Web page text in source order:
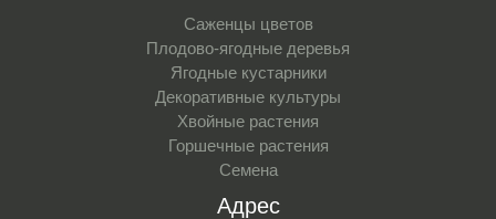
Саженцы цветов
Плодово-ягодные деревья
Ягодные кустарники
Декоративные культуры
Хвойные растения
Горшечные растения
Семена
Адрес